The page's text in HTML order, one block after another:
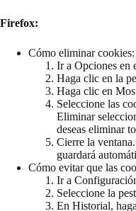
Firefox:
Cómo eliminar cookies:
Ir a Opciones en
Haga clic en la
Haga clic en
Seleccione las
Eliminar
deseas eliminar
Cierre la
guardará
Cómo evitar que las
Ir a
Seleccione la
En Historial,